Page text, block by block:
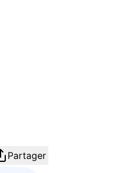
Partager